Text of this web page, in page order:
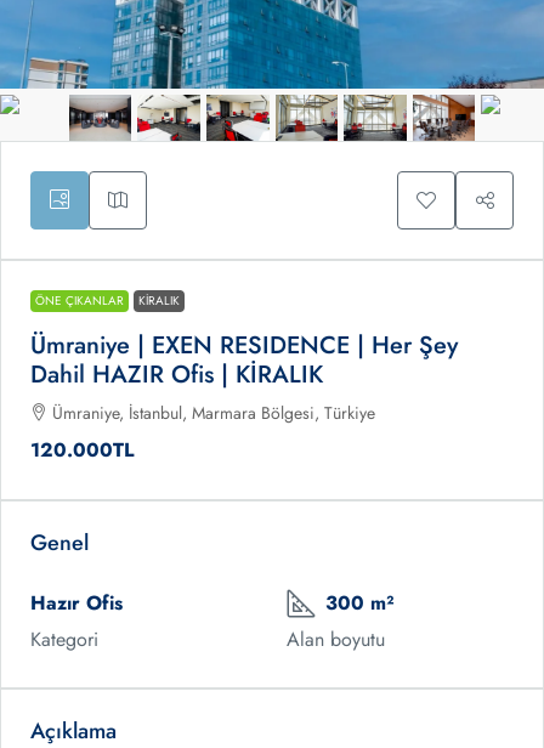
ÖNE ÇIKANLAR KIRALIK
Ümraniye | EXEN RESIDENCE | Her Şey
Dahil HAZIR Ofis | KİRALIK
Ümraniye, İstanbul, Marmara Bölgesi, Türkiye
120.000TL
Genel
Hazır Ofis
Kategori
300 m²
Alan boyutu
Açıklama